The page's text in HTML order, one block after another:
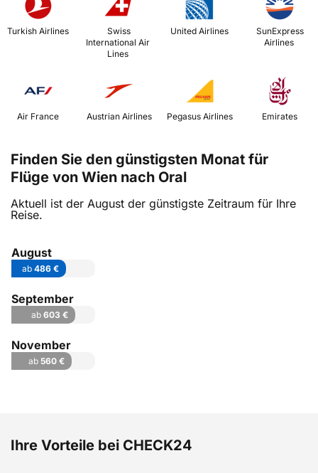
Turkish Airlines
International Air
Lines
United Airlines
Airlines
Air France Austrian Airlines Emirates
Finden Sie den günstigsten Monat für
Flüge von Wien nach Oral
Aktuell ist der August der günstigste Zeitraum für Ihre
Reise.
August
ab486 €
September
ab 603 €
November
ab 560 €
Ihre Vorteile bei CHECK24